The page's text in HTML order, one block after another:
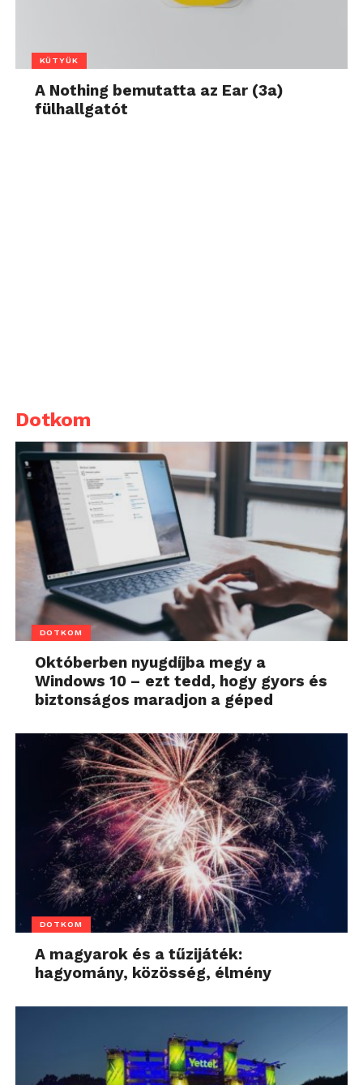
KÜTYÜK
A Nothing bemutatta az Ear (3a)
fülhallgatót
Dotkom
DOTKOM
Októberben nyugdíjba megy a
Windows 10 – ezt tedd, hogy gyors és
biztonságos maradjon a géped
DOTKOM
A magyarok és a tűzijáték:
hagyomány, közösség, élmény